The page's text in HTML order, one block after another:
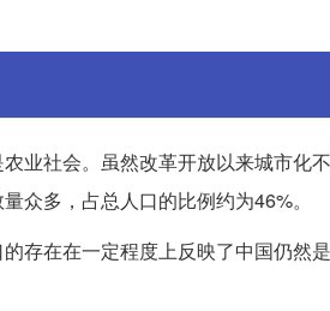
业社会。虽然改革开放以来城市化
众多，占总人口的比例约为46%。
存在在一定程度上反映了中国仍然是